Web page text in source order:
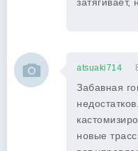
atsuaki714
Забавная
новые